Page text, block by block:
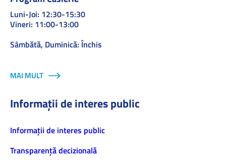
Luni-Joi: 12:30-15:30
Vineri: 11:00-13:00
Sâmbătă, Duminică: Închis
MAI MULT
Informații de interes public
Informaţii de interes public
Transparență decizională